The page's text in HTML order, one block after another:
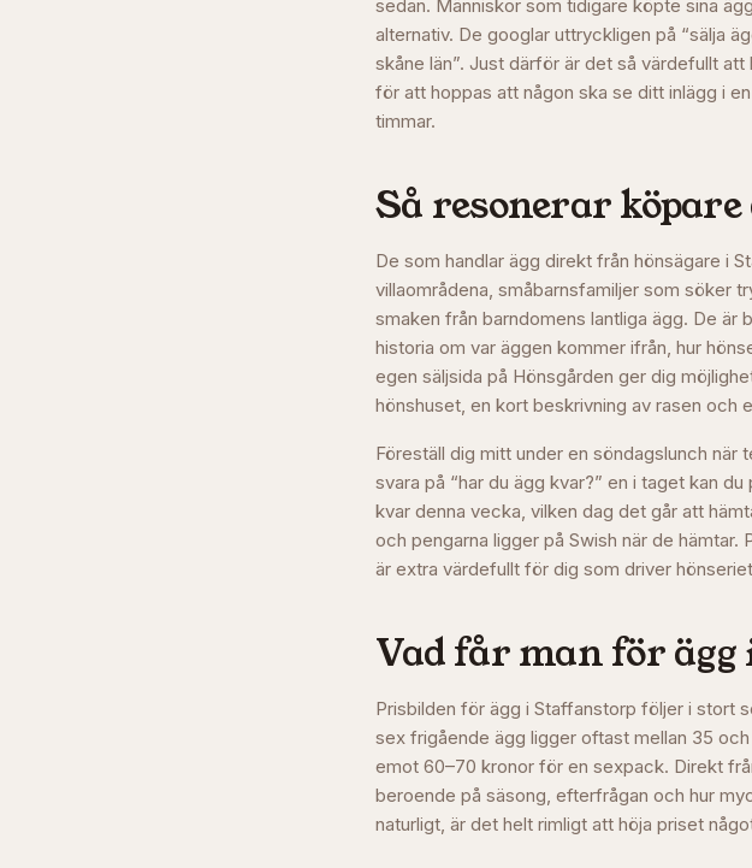
sedan. Människor som tidigare köpte sina
alternativ. De googlar uttryckligen på “sälja
skåne län”. Just därför är det så värdefullt
för att hoppas att någon ska se ditt inlägg i
timmar.
Så resonerar
De som handlar ägg direkt från hönsägare i
villaområdena, småbarnsfamiljer som söker
smaken från barndomens lantliga ägg. De
historia om var äggen kommer ifrån, hur
egen säljsida på Hönsgården ger dig
hönshuset, en kort beskrivning av rasen och
Föreställ dig mitt under en söndagslunch
svara på “har du ägg kvar?” en i taget kan
kvar denna vecka, vilken dag det går att
och pengarna ligger på Swish när de
är extra värdefullt för dig som driver
Vad får man för ägg
Prisbilden för ägg i Staffanstorp följer i stort
sex frigående ägg ligger oftast mellan 35
emot 60–70 kronor för en sexpack. Direkt
beroende på säsong, efterfrågan och hur
naturligt, är det helt rimligt att höja priset